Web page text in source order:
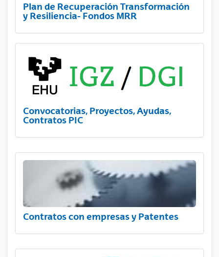
Plan de Recuperación Transformación
y Resiliencia- Fondos MRR
Convocatorias, Proyectos, Ayudas,
Contratos PIC
Contratos con empresas y Patentes